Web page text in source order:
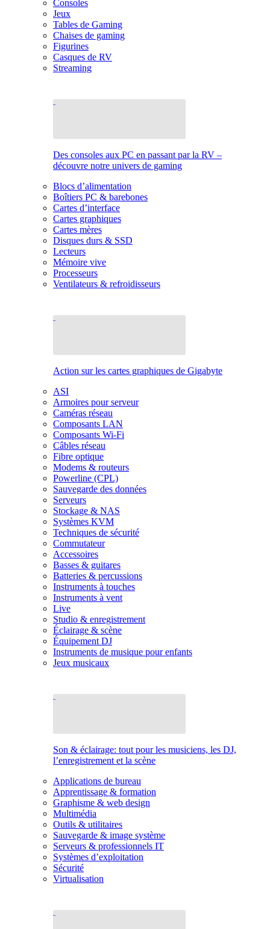
Consoles
Jeux
Tables de Gaming
Chaises de gaming
Figurines
Casques de RV
Streaming
Des consoles aux PC en passant par la RV –
découvre notre univers de gaming
Blocs d’alimentation
Boîtiers PC & barebones
Cartes d’interface
Cartes graphiques
Cartes mères
Disques durs & SSD
Lecteurs
Mémoire vive
Processeurs
Ventilateurs & refroidisseurs
Action sur les cartes graphiques de Gigabyte
ASI
Armoires pour serveur
Caméras réseau
Composants LAN
Composants Wi-Fi
Câbles réseau
Fibre optique
Modems & routeurs
Powerline (CPL)
Sauvegarde des données
Serveurs
Stockage & NAS
Systèmes KVM
Techniques de sécurité
Commutateur
Accessoires
Basses & guitares
Batteries & percussions
Instruments à touches
Instruments à vent
Live
Studio & enregistrement
Éclairage & scène
Équipement DJ
Instruments de musique pour enfants
Jeux musicaux
Son & éclairage: tout pour les musiciens, les DJ,
l’enregistrement et la scène
Applications de bureau
Apprentissage & formation
Graphisme & web design
Multimédia
Outils & utilitaires
Sauvegarde & image système
Serveurs & professionnels IT
Systèmes d’exploitation
Sécurité
Virtualisation